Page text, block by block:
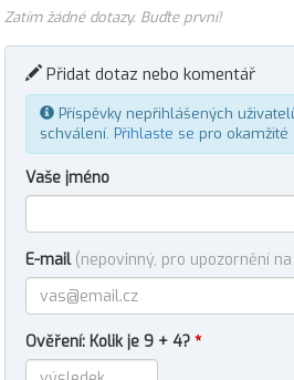
Zatím žádné dotazy. Buďte první!
Přidat dotaz nebo komentář
Příspěvky nepřihlášených
schválení. Přihlaste se pro okamžité
Vaše jméno
E-mail (nepovinný, pro upozornění
Ověření: Kolik je 9 + 4? *